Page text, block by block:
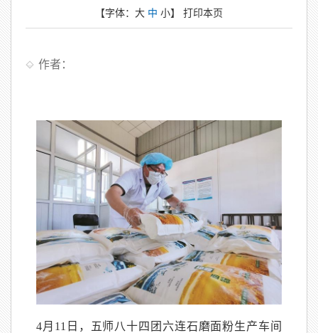
【字体： 大 中 小】 打印本页
作者：
4月11日，五师八十四团六连石磨面粉生产车间